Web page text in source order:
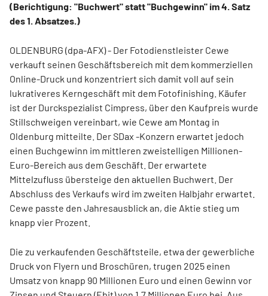
(Berichtigung: "Buchwert" statt "Buchgewinn" im 4. Satz
des 1. Absatzes.)
OLDENBURG (dpa-AFX) - Der Fotodienstleister Cewe
verkauft seinen Geschäftsbereich mit dem kommerziellen
Online-Druck und konzentriert sich damit voll auf sein
lukrativeres Kerngeschäft mit dem Fotofinishing. Käufer
ist der Durckspezialist Cimpress, über den Kaufpreis wurde
Stillschweigen vereinbart, wie Cewe am Montag in
Oldenburg mitteilte. Der SDax -Konzern erwartet jedoch
einen Buchgewinn im mittleren zweistelligen Millionen-
Euro-Bereich aus dem Geschäft. Der erwartete
Mittelzufluss übersteige den aktuellen Buchwert. Der
Abschluss des Verkaufs wird im zweiten Halbjahr erwartet.
Cewe passte den Jahresausblick an, die Aktie stieg um
knapp vier Prozent.
Die zu verkaufenden Geschäftsteile, etwa der gewerbliche
Druck von Flyern und Broschüren, trugen 2025 einen
Umsatz von knapp 90 Millionen Euro und einen Gewinn vor